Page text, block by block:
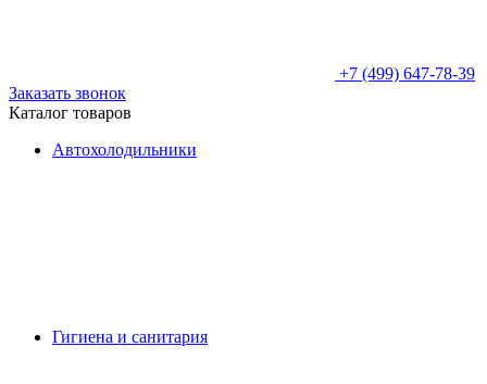
+7 (499) 647-78-39
Заказать звонок
Каталог товаров
Автохолодильники
Гигиена и санитария